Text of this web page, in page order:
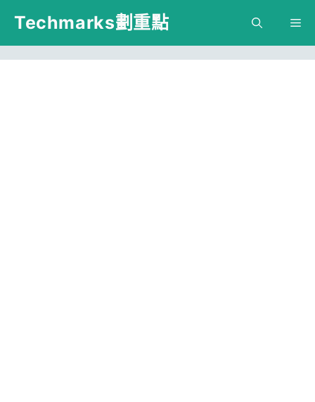
跳
主
Techmarks劃重點